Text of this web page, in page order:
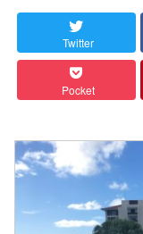
Twitter
Pocket